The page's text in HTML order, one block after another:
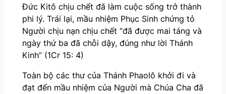
Đức Kitô chịu chết đã làm cuộc sống trở thành
phi lý. Trái lại, mầu nhiệm Phục Sinh chứng tỏ
Người chịu nạn chịu chết “đã được mai táng và
ngày thứ ba đã chỗi dậy, đúng như lời Thánh
Kinh” (1Cr 15: 4)
Toàn bộ các thư của Thánh Phaolô khởi đi và
đạt đến mầu nhiệm của Người mà Chúa Cha đã